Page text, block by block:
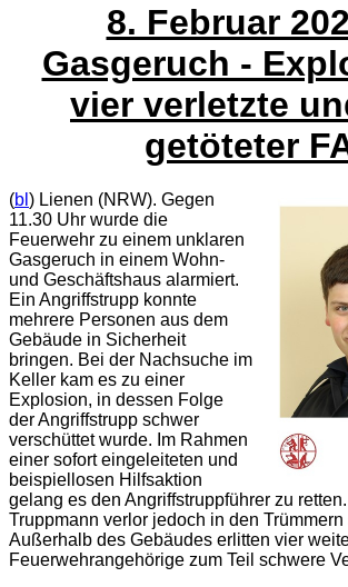
8. Februar
Gasgeruch -
vier verletzte
getöteter
(bl ) Lienen (NRW). Gegen
11.30 Uhr wurde die
Feuerwehr zu einem unklaren
Gasgeruch in einem Wohn-
und Geschäftshaus alarmiert.
Ein Angriffstrupp konnte
mehrere Personen aus dem
Gebäude in Sicherheit
bringen. Bei der Nachsuche im
Keller kam es zu einer
Explosion, in dessen Folge
der Angriffstrupp schwer
verschüttet wurde. Im Rahmen
einer sofort eingeleiteten und
beispiellosen Hilfsaktion
gelang es den Angriffstruppführer zu
Truppmann verlor jedoch in den
Außerhalb des Gebäudes erlitten vier
Feuerwehrangehörige zum Teil schwere